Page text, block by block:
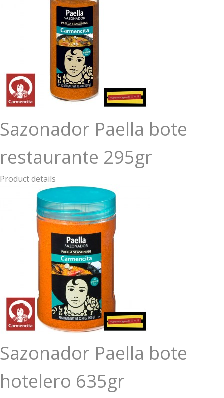
Sazonador Paella bote
restaurante 295gr
Product details
Sazonador Paella bote
hotelero 635gr